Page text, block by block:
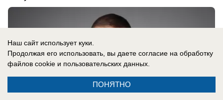
Наш сайт использует куки.
Продолжая его использовать, вы даете согласие на обработку
файлов cookie и пользовательских данных.
ПОНЯТНО